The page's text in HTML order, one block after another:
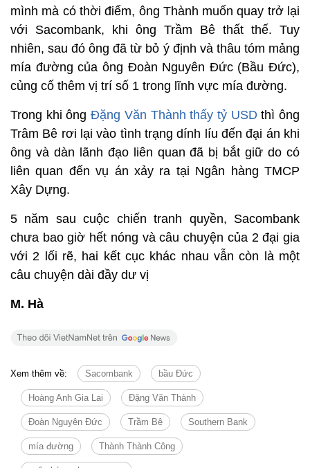
mình mà có thời điểm, ông Thành muốn quay trở lại
với Sacombank, khi ông Trầm Bê thất thế. Tuy
nhiên, sau đó ông đã từ bỏ ý định và thâu tóm mảng
mía đường của ông Đoàn Nguyên Đức (Bầu Đức),
củng cố thêm vị trí số 1 trong lĩnh vực mía đường.
Trong khi ôngĐặng Văn Thành thấy tỷ USD thì ông
Trâm Bê rơi lại vào tình trạng dính líu đến đại án khi
ông và dàn lãnh đạo liên quan đã bị bắt giữ do có
liên quan đến vụ án xảy ra tại Ngân hàng TMCP
Xây Dựng.
5 năm sau cuộc chiến tranh quyền, Sacombank
chưa bao giờ hết nóng và câu chuyện của 2 đại gia
với 2 lối rẽ, hai kết cục khác nhau vẫn còn là một
câu chuyện dài đầy dư vị
M. Hà
Xem thêm về: Sacombank bầu Đức
Hoàng Anh Gia Lai Đặng Văn Thành
Đoàn Nguyên Đức Trầm Bê Southern Bank
mía đường Thành Thành Công